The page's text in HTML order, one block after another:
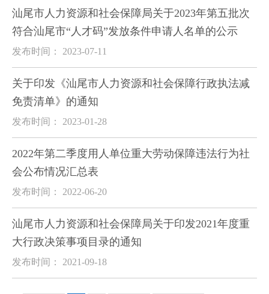
汕尾市人力资源和社会保障局关于2023年第五批次
符合汕尾市“人才码”发放条件申请人名单的公示
发布时间： 2023-07-11
关于印发《汕尾市人力资源和社会保障行政执法减
免责清单》的通知
发布时间： 2023-01-28
2022年第二季度用人单位重大劳动保障违法行为社
会公布情况汇总表
发布时间： 2022-06-20
汕尾市人力资源和社会保障局关于印发2021年度重
大行政决策事项目录的通知
发布时间： 2021-09-18